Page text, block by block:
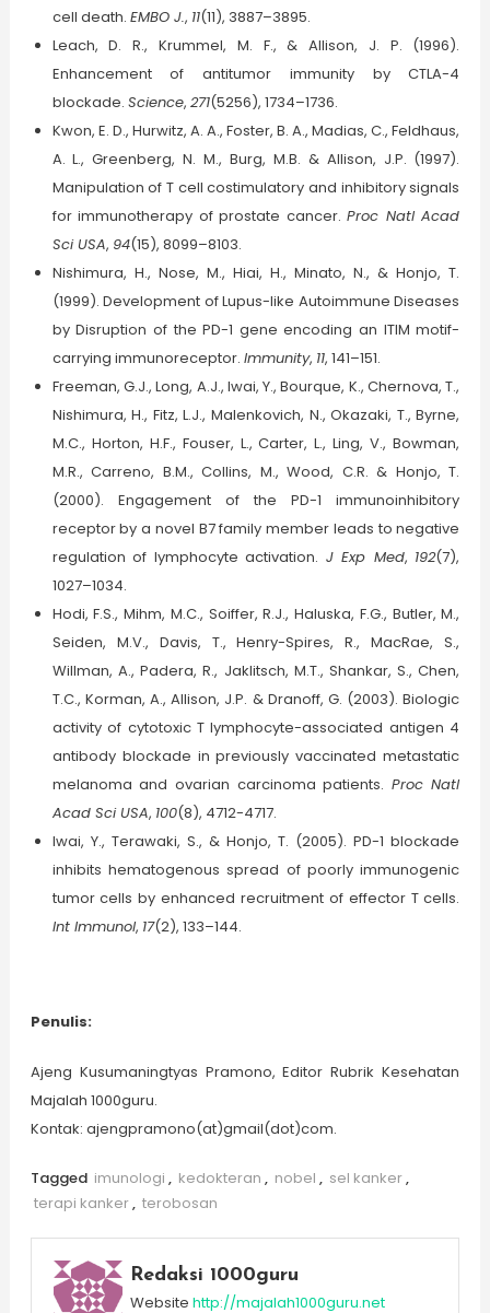
cell death. EMBO J., 11(11), 3887–3895.
Leach, D. R., Krummel, M. F., & Allison, J. P. (1996).
Enhancement of antitumor immunity by CTLA-4
blockade. Science, 271(5256), 1734–1736.
Kwon, E. D., Hurwitz, A. A., Foster, B. A., Madias, C., Feldhaus,
A. L., Greenberg, N. M., Burg, M.B. & Allison, J.P. (1997).
Manipulation of T cell costimulatory and inhibitory signals
for immunotherapy of prostate cancer.Proc Natl Acad
Sci USA, 94(15), 8099–8103.
Nishimura, H., Nose, M., Hiai, H., Minato, N., & Honjo, T.
(1999). Development of Lupus-like Autoimmune Diseases
by Disruption of the PD-1 gene encoding an ITIM motif-
carrying immunoreceptor. Immunity, 11, 141–151.
Freeman, G.J., Long, A.J., Iwai, Y., Bourque, K., Chernova, T.,
Nishimura, H., Fitz, L.J., Malenkovich, N., Okazaki, T., Byrne,
M.C., Horton, H.F., Fouser, L., Carter, L., Ling, V., Bowman,
M.R., Carreno, B.M., Collins, M., Wood, C.R. & Honjo, T.
(2000). Engagement of the PD-1 immunoinhibitory
receptor by a novel B7 family member leads to negative
regulation of lymphocyte activation. J Exp Med, 192(7),
1027–1034.
Hodi, F.S., Mihm, M.C., Soiffer, R.J., Haluska, F.G., Butler, M.,
Seiden, M.V., Davis, T., Henry-Spires, R., MacRae, S.,
Willman, A., Padera, R., Jaklitsch, M.T., Shankar, S., Chen,
T.C., Korman, A., Allison, J.P. & Dranoff, G. (2003). Biologic
activity of cytotoxic T lymphocyte-associated antigen 4
antibody blockade in previously vaccinated metastatic
melanoma and ovarian carcinoma patients. Proc Natl
Acad Sci USA, 100(8), 4712-4717.
Iwai, Y., Terawaki, S., & Honjo, T. (2005). PD-1 blockade
inhibits hematogenous spread of poorly immunogenic
tumor cells by enhanced recruitment of effector T cells.
Int Immunol, 17(2), 133–144.
Penulis:
Ajeng Kusumaningtyas Pramono, Editor Rubrik Kesehatan
Majalah 1000guru.
Kontak: ajengpramono(at)gmail(dot)com.
Tagged imunologi , kedokteran , nobel , sel kanker,
terapi kanker, terobosan
Redaksi 1000guru
Website http://majalah1000guru.net